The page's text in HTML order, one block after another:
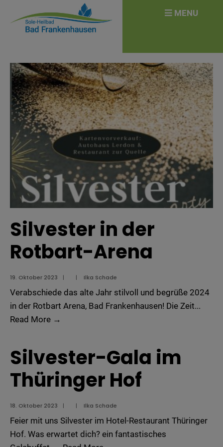
Silvester in der
Rotbart-Arena
19. Oktober 2023 | | Ilka Schade
Verabschiede das alte Jahr stilvoll und begrüße 2024
in der Rotbart Arena, Bad Frankenhausen! Die Zeit...
Read More →
Rotbart-
Silvester-Gala im
Thüringer Hof
18. Oktober 2023 | | Ilka Schade
Feier mit uns Silvester im Hotel-Restaurant Thüringer
Hof. Was erwartet dich? ein fantastisches
for: